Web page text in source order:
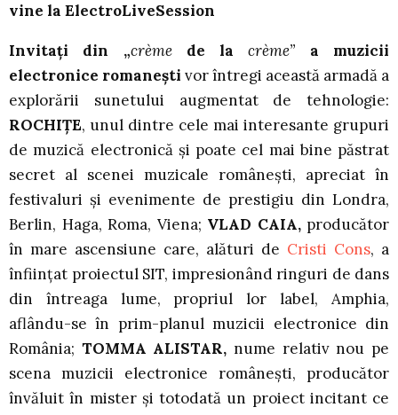
vine la ElectroLiveSession
Invitaţi din „crème de lacrème” a muzicii
electronice romaneşti vor întregi această armadă a
explorării sunetului augmentat de tehnologie:
ROCHIŢE, unul dintre cele mai interesante grupuri
de muzică electronică şi poate cel mai bine păstrat
secret al scenei muzicale româneşti, apreciat în
festivaluri şi evenimente de prestigiu din Londra,
Berlin, Haga, Roma, Viena; VLAD CAIA,producător
în mare ascensiune care, alături de Cristi Cons, a
înființat proiectul SIT, impresionând ringuri de dans
din întreaga lume, propriul lor label, Amphia,
aflându-se în prim-planul muzicii electronice din
România; TOMMA ALISTAR, nume relativ nou pe
scena muzicii electronice româneşti, producător
învăluit în mister şi totodată un proiect incitant ce